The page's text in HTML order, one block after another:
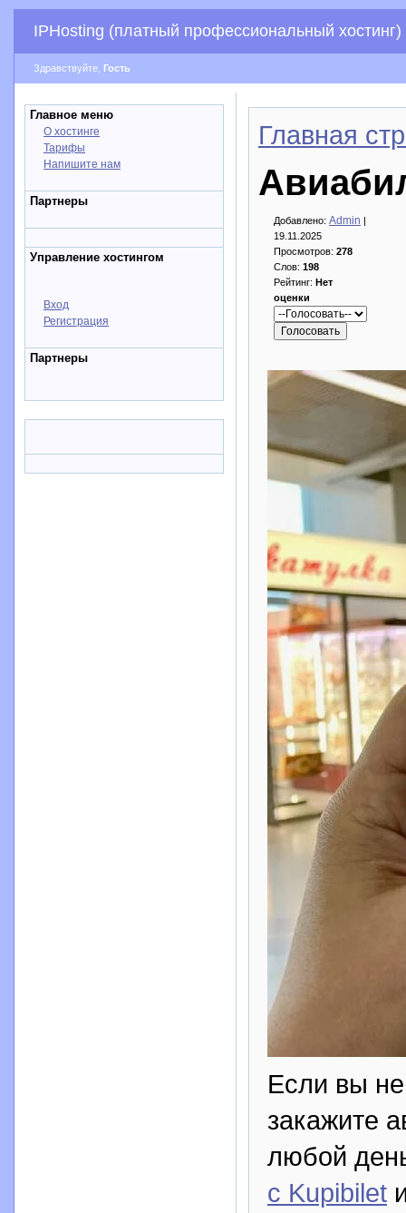
IPHosting (платный профессиональный хостинг)
Здравствуйте, Гость
Главное меню
О хостинге
Тарифы
Напишите нам
Партнеры
Управление хостингом
Вход
Регистрация
Партнеры
Главная
Добавлено: Admin |
19.11.2025
Просмотров: 278
Слов: 198
Рейтинг: Нет
оценки
Если вы не
закажите
любой
с Kupibilet